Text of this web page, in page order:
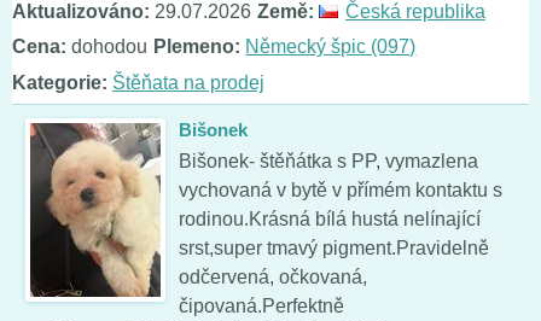
Aktualizováno: 29.07.2026 Země:
Česká republika
Cena: dohodou Plemeno: Německý špic (097)
Kategorie: Štěňata na prodej
Bišonek
Bišonek- štěňátka s PP, vymazlena
vychovaná v bytě v přímém kontaktu s
rodinou.Krásná bílá hustá nelínající
srst,super tmavý pigment.Pravidelně
odčervená, očkovaná,
čipovaná.Perfektně